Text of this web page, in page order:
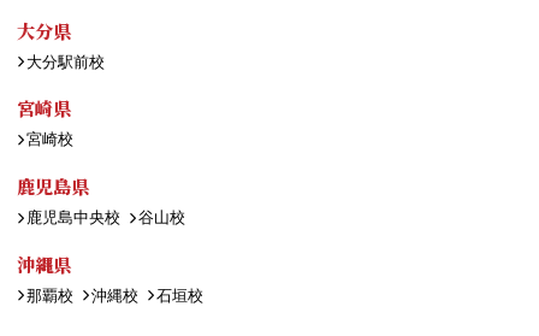
大分県
大分駅前校
宮崎県
宮崎校
鹿児島県
鹿児島中央校 谷山校
沖縄県
那覇校 沖縄校 石垣校